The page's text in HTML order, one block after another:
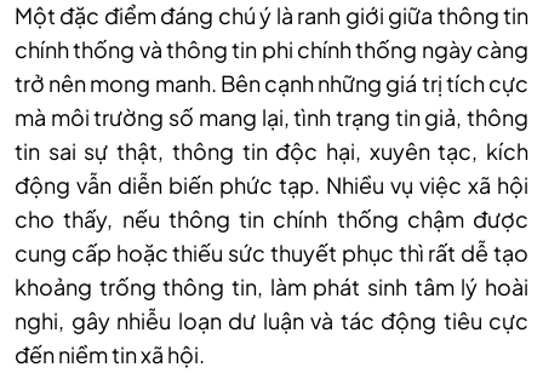
Một đặc điểm đáng chú ý là ranh giới giữa thông tin
chính thống và thông tin phi chính thống ngày càng
trở nên mong manh. Bên cạnh những giá trị tích cực
mà môi trường số mang lại, tình trạng tin giả, thông
tin sai sự thật, thông tin độc hại, xuyên tạc, kích
động vẫn diễn biến phức tạp. Nhiều vụ việc xã hội
cho thấy, nếu thông tin chính thống chậm được
cung cấp hoặc thiếu sức thuyết phục thì rất dễ tạo
khoảng trống thông tin, làm phát sinh tâm lý hoài
nghi, gây nhiễu loạn dư luận và tác động tiêu cực
đến niềm tin xã hội.